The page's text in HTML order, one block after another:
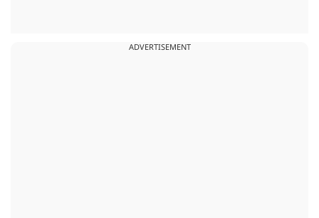
ADVERTISEMENT